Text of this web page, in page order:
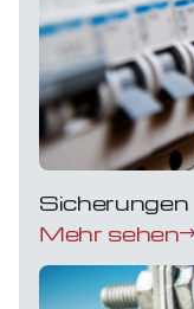
Sicherungen
Mehr sehen